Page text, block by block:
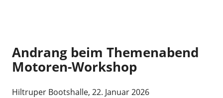
Andrang beim Themenabend
Motoren-Workshop
Hiltruper Bootshalle, 22. Januar 2026